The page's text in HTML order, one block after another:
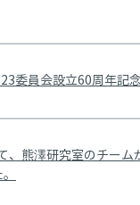
委員会設立60周年記
熊澤研究室のチー